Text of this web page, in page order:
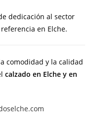
dedicación al sector
en Elche.
comodidad y la calidad
calzado en Elche y en